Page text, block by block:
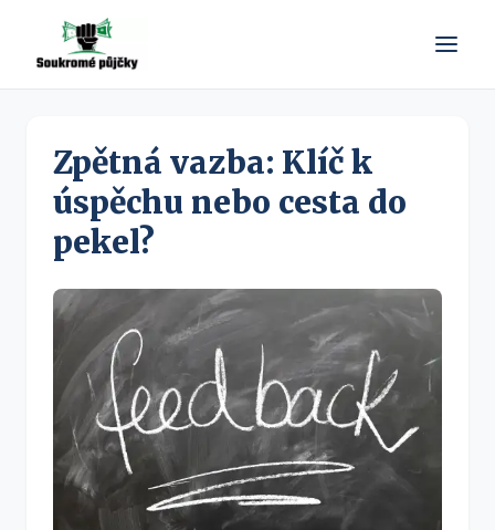
Zpětná vazba: Klíč k
úspěchu nebo cesta do
pekel?